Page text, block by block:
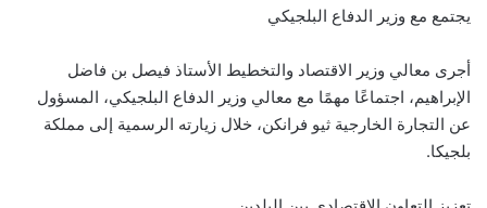
يجتمع مع وزير الدفاع البلجيكي
أجرى معالي وزير الاقتصاد والتخطيط الأستاذ فيصل بن فاضل
الإبراهيم، اجتماعًا مهمًا مع معالي وزير الدفاع البلجيكي، المسؤول
عن التجارة الخارجية ثيو فرانكن، خلال زيارته الرسمية إلى مملكة
بلجيكا.